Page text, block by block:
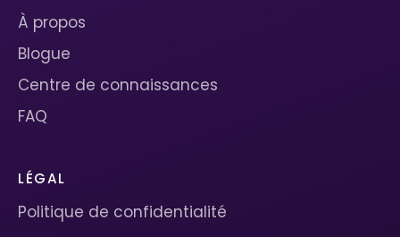
À propos
Blogue
Centre de connaissances
FAQ
LÉGAL
Politique de confidentialité